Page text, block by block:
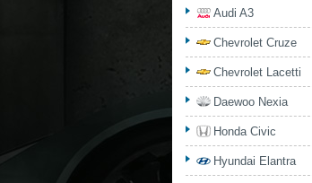
Audi A3
Chevrolet Cruze
Chevrolet Lacetti
Daewoo Nexia
Honda Civic
Hyundai Elantra